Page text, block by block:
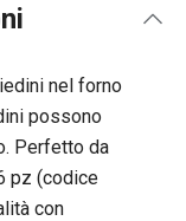
nel forno
possono
Perfetto da
pz (codice
con